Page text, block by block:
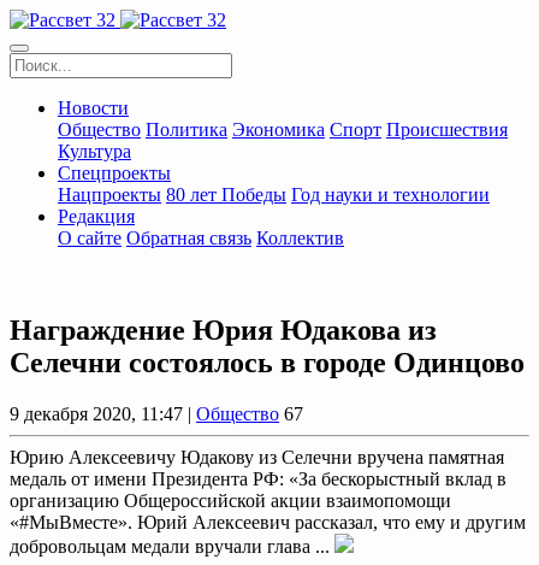
Новости
Общество Политика Экономика Спорт Происшествия
Культура
Спецпроекты
Нацпроекты 80 лет Победы Год науки и технологии
Редакция
О сайте Обратная связь Коллектив
Награждение Юрия Юдакова из
Селечни состоялось в городе Одинцово
9 декабря 2020, 11:47 | Общество 67
Юрию Алексеевичу Юдакову из Селечни вручена памятная
медаль от имени Президента РФ: «За бескорыстный вклад в
организацию Общероссийской акции взаимопомощи
«#МыВместе». Юрий Алексеевич рассказал, что ему и другим
добровольцам медали вручали глава ...